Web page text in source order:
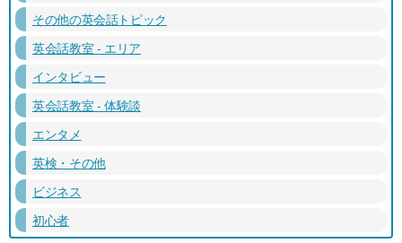
その他の英会話トピック
英会話教室 - エリア
インタビュー
英会話教室 - 体験談
エンタメ
英検・その他
ビジネス
初心者